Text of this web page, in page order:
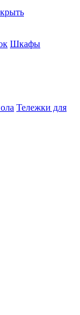
Шкафы
Тележки для